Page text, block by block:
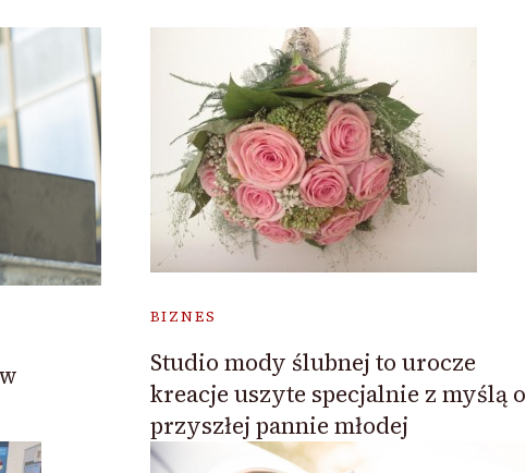
BIZNES
Studio mody ślubnej to urocze
kreacje uszyte specjalnie z myślą o
przyszłej pannie młodej